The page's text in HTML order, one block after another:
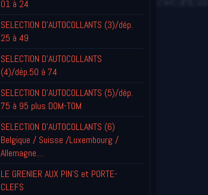
01 à 24
SELECTION D'AUTOCOLLANTS (3)/dép.
25 à 49
SELECTION D'AUTOCOLLANTS
(4)/dép.50 à 74
SELECTION D'AUTOCOLLANTS (5)/dép.
75 à 95 plus DOM-TOM
SELECTION D'AUTOCOLLANTS (6)
Belgique / Suisse /Luxembourg /
Allemagne....
LE GRENIER AUX PIN'S et PORTE-
CLEFS